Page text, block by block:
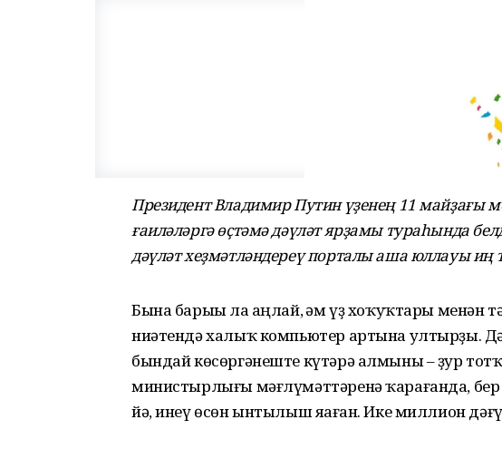
Президент Владимир Путин үҙенең 11 майҙағы
ғаиләләргә өҫтәмә дәүләт ярҙамы тураһында
дәүләт хеҙмәтләндереү порталы аша юллауы иң
Бына барыһы ла аңлай, һәм үҙ хоҡуҡтары менән
ниәтендә халыҡ компьютер артына ултырҙы.
бындай көсөргәнеште күтәрә алмыны – ҙур
министырлығы мәғлүмәттәренә ҡарағанда,
йә, инеү өсөн ынтылыш яһаған. Ике миллион